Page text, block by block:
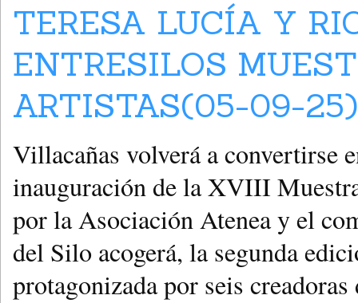
TERESA LUCÍA Y
ENTRESILOS
ARTISTAS(05-09-25)
Villacañas volverá a convertirse
inauguración de la XVIII
por la Asociación Atenea y el
del Silo acogerá, la segunda
protagonizada por seis